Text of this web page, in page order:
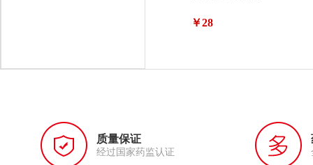
￥28
质量保证
经过国家药监认证